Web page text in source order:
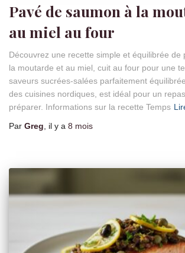
Pavé de saumon à la
au miel au four
Découvrez une recette simple et équilibrée de
la moutarde et au miel, cuit au four pour une
saveurs sucrées-salées parfaitement
des cuisines nordiques, est idéal pour un
préparer. Informations sur la recette Temps
Par Greg , il y a 8 mois